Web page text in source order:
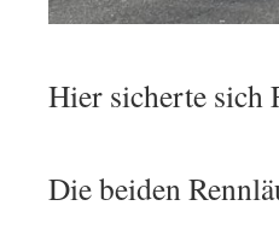
Hier sicherte sich
Die beiden